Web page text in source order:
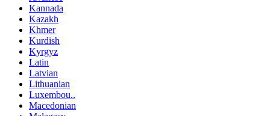
Kannada
Kazakh
Khmer
Kurdish
Kyrgyz
Latin
Latvian
Lithuanian
Luxembou..
Macedonian